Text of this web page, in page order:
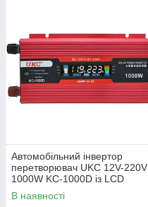
Автомобільний інвертор
перетворювач UKC 12V-220V
1000W KC-1000D із LCD
екраном
В наявності